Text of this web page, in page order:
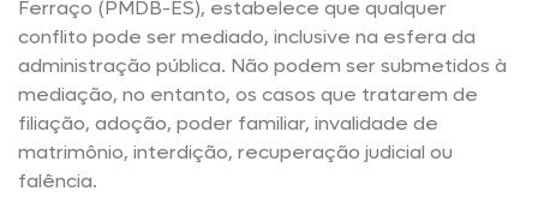
Ferraço (PMDB-ES), estabelece que qualquer
conflito pode ser mediado, inclusive na esfera da
administração pública. Não podem ser submetidos à
mediação, no entanto, os casos que tratarem de
filiação, adoção, poder familiar, invalidade de
matrimônio, interdição, recuperação judicial ou
falência.